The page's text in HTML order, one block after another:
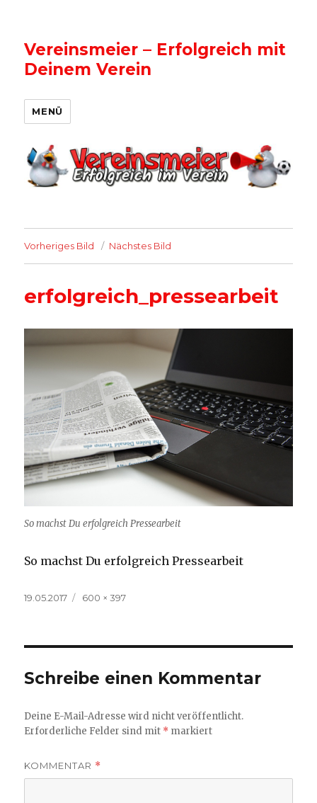
Vereinsmeier – Erfolgreich mit
Deinem Verein
MENÜ
Vorheriges Bild Nächstes Bild
erfolgreich_pressearbeit
So machst Du erfolgreich Pressearbeit
So machst Du erfolgreich Pressearbeit
Veröffentlicht
19.05.2017
Volle
600 × 397
Schreibe einen Kommentar
Deine E-Mail-Adresse wird nicht veröffentlicht.
Erforderliche Felder sind mit * markiert
KOMMENTAR *